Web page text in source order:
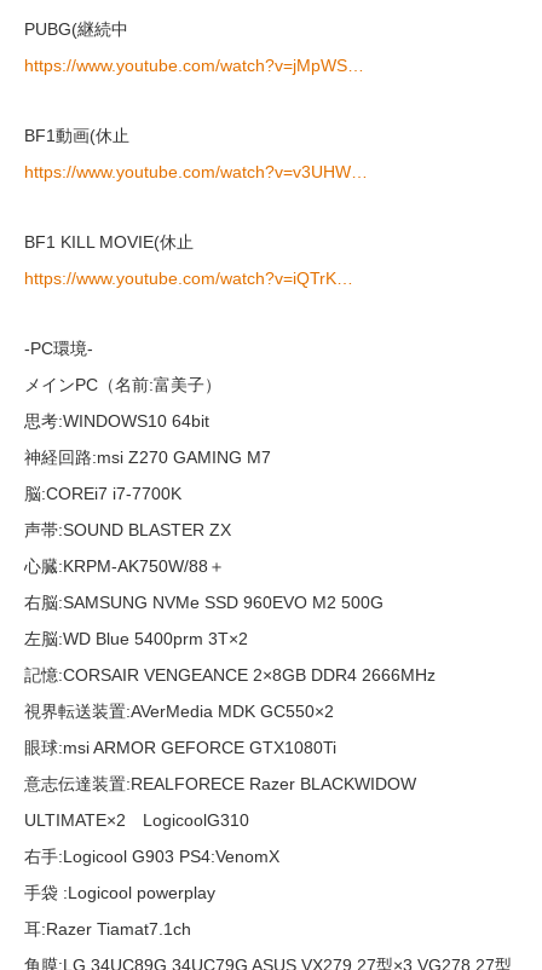
PUBG(継続中
https://www.youtube.com/watch?v=jMpWS…
BF1動画(休止
https://www.youtube.com/watch?v=v3UHW…
BF1 KILL MOVIE(休止
https://www.youtube.com/watch?v=iQTrK…
-PC環境-
メインPC（名前:富美子）
思考:WINDOWS10 64bit
神経回路:msi Z270 GAMING M7
脳:COREi7 i7-7700K
声帯:SOUND BLASTER ZX
心臓:KRPM-AK750W/88＋
右脳:SAMSUNG NVMe SSD 960EVO M2 500G
左脳:WD Blue 5400prm 3T×2
記憶:CORSAIR VENGEANCE 2×8GB DDR4 2666MHz
視界転送装置:AVerMedia MDK GC550×2
眼球:msi ARMOR GEFORCE GTX1080Ti
意志伝達装置:REALFORECE Razer BLACKWIDOW
ULTIMATE×2 LogicoolG310
右手:Logicool G903 PS4:VenomX
手袋 :Logicool powerplay
耳:Razer Tiamat7.1ch
角膜:LG 34UC89G 34UC79G ASUS VX279 27型×3 VG278 27型